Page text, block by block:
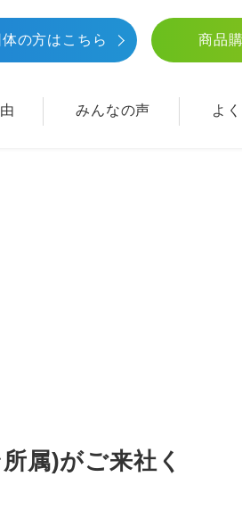
の方はこちら 商品
みんなの声 よ
属)がご来社く